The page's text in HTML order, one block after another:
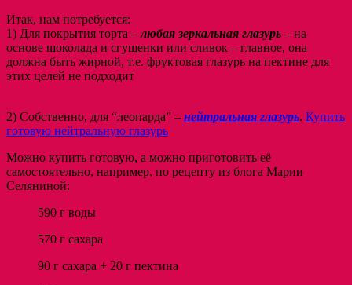
Итак, нам потребуется:
1) Для покрытия торта –любая зеркальная глазурь – на
основе шоколада и сгущенки или сливок – главное, она
должна быть жирной, т.е. фруктовая глазурь на пектине для
этих целей не подходит
2) Собственно, для “леопарда” – нейтральная глазурь. Купить
готовую нейтральную глазурь
Можно купить готовую, а можно приготовить её
самостоятельно, например, по рецепту из блога Марии
Селяниной:
590 г воды
570 г сахара
90 г сахара + 20 г пектина